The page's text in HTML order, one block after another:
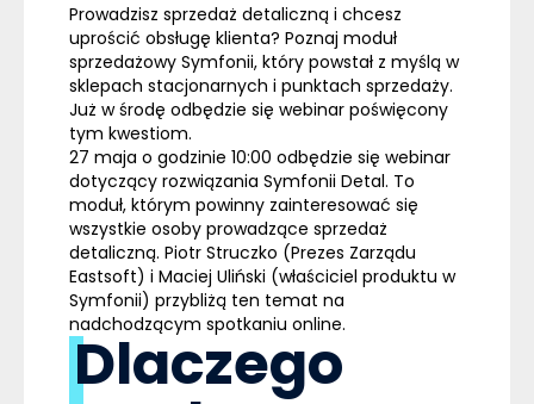
Prowadzisz sprzedaż detaliczną i chcesz
uprościć obsługę klienta? Poznaj moduł
sprzedażowy Symfonii, który powstał z myślą w
sklepach stacjonarnych i punktach sprzedaży.
Już w środę odbędzie się webinar poświęcony
tym kwestiom.
27 maja o godzinie 10:00 odbędzie się webinar
dotyczący rozwiązania Symfonii Detal. To
moduł, którym powinny zainteresować się
wszystkie osoby prowadzące sprzedaż
detaliczną. Piotr Struczko (Prezes Zarządu
Eastsoft) i Maciej Uliński (właściciel produktu w
Symfonii) przybliżą ten temat na
nadchodzącym spotkaniu online.
Dlaczego